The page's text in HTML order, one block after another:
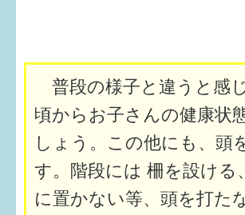
普段の様子と違うと感
頃からお子さんの健康状
しょう。この他にも、頭
す。階段には 柵を設ける
に置かない等、頭を打た
みんなの知恵袋
子育て情報誌「ほっと」
食育
福井市図書館オススメの本